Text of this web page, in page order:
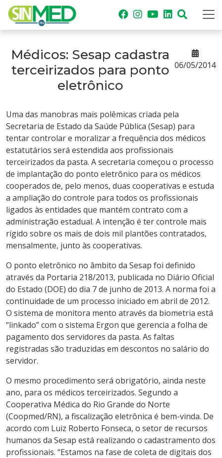
Médicos: Sesap cadastra
terceirizados para ponto
eletrônico
06/05/2014
Uma das manobras mais polêmicas criada pela
Secretaria de Estado da Saúde Pública (Sesap) para
tentar controlar e moralizar a frequência dos médicos
estatutários será estendida aos profissionais
terceirizados da pasta. A secretaria começou o processo
de implantação do ponto eletrônico para os médicos
cooperados de, pelo menos, duas cooperativas e estuda
a ampliação do controle para todos os profissionais
ligados às entidades que mantém contrato com a
administração estadual. A intenção é ter controle mais
rígido sobre os mais de dois mil plantões contratados,
mensalmente, junto às cooperativas.
O ponto eletrônico no âmbito da Sesap foi definido
através da Portaria 218/2013, publicada no Diário Oficial
do Estado (DOE) do dia 7 de junho de 2013. A norma foi a
continuidade de um processo iniciado em abril de 2012.
O sistema de monitora mento através da biometria está
“linkado” com o sistema Ergon que gerencia a folha de
pagamento dos servidores da pasta. As faltas
registradas são traduzidas em descontos no salário do
servidor.
O mesmo procedimento será obrigatório, ainda neste
ano, para os médicos terceirizados. Segundo a
Cooperativa Médica do Rio Grande do Norte
(Coopmed/RN), a fiscalização eletrônica é bem-vinda. De
acordo com Luiz Roberto Fonseca, o setor de recursos
humanos da Sesap está realizando o cadastramento dos
profissionais. “Estamos na fase de coleta de digitais dos